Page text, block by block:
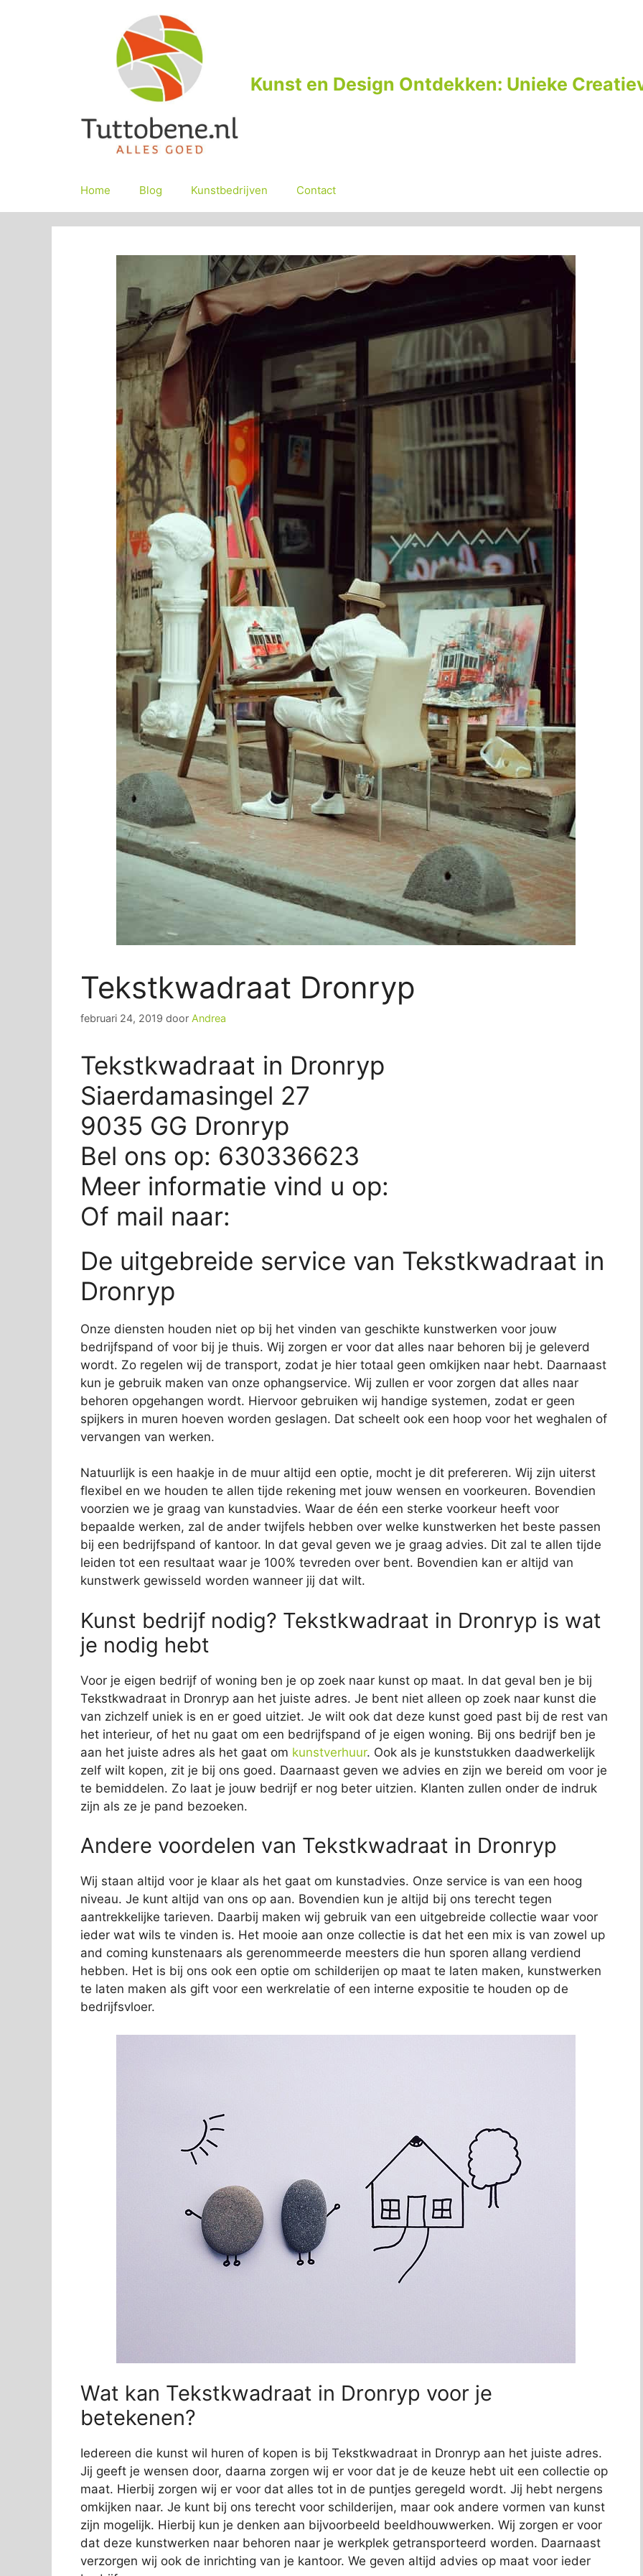
Kunst en Design Ontdekken: Unieke
Home Blog Kunstbedrijven Contact
Tekstkwadraat Dronryp
februari 24, 2019 door Andrea
Tekstkwadraat in Dronryp
Siaerdamasingel 27
9035 GG Dronryp
Bel ons op: 630336623
Meer informatie vind u op:
Of mail naar:
De uitgebreide service van Tekstkwadraat in
Dronryp
Onze diensten houden niet op bij het vinden van geschikte kunstwerken voor jouw
bedrijfspand of voor bij je thuis. Wij zorgen er voor dat alles naar behoren bij je geleverd
wordt. Zo regelen wij de transport, zodat je hier totaal geen omkijken naar hebt. Daarnaast
kun je gebruik maken van onze ophangservice. Wij zullen er voor zorgen dat alles naar
behoren opgehangen wordt. Hiervoor gebruiken wij handige systemen, zodat er geen
spijkers in muren hoeven worden geslagen. Dat scheelt ook een hoop voor het weghalen of
vervangen van werken.
Natuurlijk is een haakje in de muur altijd een optie, mocht je dit prefereren. Wij zijn uiterst
flexibel en we houden te allen tijde rekening met jouw wensen en voorkeuren. Bovendien
voorzien we je graag van kunstadvies. Waar de één een sterke voorkeur heeft voor
bepaalde werken, zal de ander twijfels hebben over welke kunstwerken het beste passen
bij een bedrijfspand of kantoor. In dat geval geven we je graag advies. Dit zal te allen tijde
leiden tot een resultaat waar je 100% tevreden over bent. Bovendien kan er altijd van
kunstwerk gewisseld worden wanneer jij dat wilt.
Kunst bedrijf nodig? Tekstkwadraat in Dronryp is wat
je nodig hebt
Voor je eigen bedrijf of woning ben je op zoek naar kunst op maat. In dat geval ben je bij
Tekstkwadraat in Dronryp aan het juiste adres. Je bent niet alleen op zoek naar kunst die
van zichzelf uniek is en er goed uitziet. Je wilt ook dat deze kunst goed past bij de rest van
het interieur, of het nu gaat om een bedrijfspand of je eigen woning. Bij ons bedrijf ben je
aan het juiste adres als het gaat om kunstverhuur. Ook als je kunststukken daadwerkelijk
zelf wilt kopen, zit je bij ons goed. Daarnaast geven we advies en zijn we bereid om voor je
te bemiddelen. Zo laat je jouw bedrijf er nog beter uitzien. Klanten zullen onder de indruk
zijn als ze je pand bezoeken.
Andere voordelen van Tekstkwadraat in Dronryp
Wij staan altijd voor je klaar als het gaat om kunstadvies. Onze service is van een hoog
niveau. Je kunt altijd van ons op aan. Bovendien kun je altijd bij ons terecht tegen
aantrekkelijke tarieven. Daarbij maken wij gebruik van een uitgebreide collectie waar voor
ieder wat wils te vinden is. Het mooie aan onze collectie is dat het een mix is van zowel up
and coming kunstenaars als gerenommeerde meesters die hun sporen allang verdiend
hebben. Het is bij ons ook een optie om schilderijen op maat te laten maken, kunstwerken
te laten maken als gift voor een werkrelatie of een interne expositie te houden op de
bedrijfsvloer.
Wat kan Tekstkwadraat in Dronryp voor je
betekenen?
Iedereen die kunst wil huren of kopen is bij Tekstkwadraat in Dronryp aan het juiste adres.
Jij geeft je wensen door, daarna zorgen wij er voor dat je de keuze hebt uit een collectie op
maat. Hierbij zorgen wij er voor dat alles tot in de puntjes geregeld wordt. Jij hebt nergens
omkijken naar. Je kunt bij ons terecht voor schilderijen, maar ook andere vormen van kunst
zijn mogelijk. Hierbij kun je denken aan bijvoorbeeld beeldhouwwerken. Wij zorgen er voor
dat deze kunstwerken naar behoren naar je werkplek getransporteerd worden. Daarnaast
verzorgen wij ook de inrichting van je kantoor. We geven altijd advies op maat voor ieder